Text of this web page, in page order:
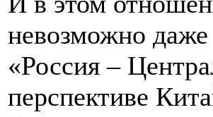
невозможно
«Россия –
перспективе